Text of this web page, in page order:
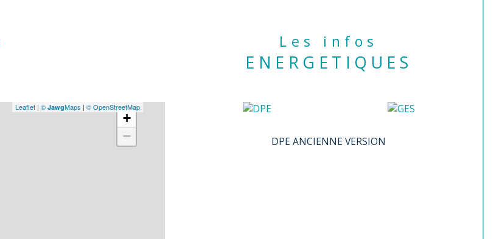
+
−
Leaflet |©JawgMaps |© OpenStreetMap
Les infos
ENERGETIQUES
DPE ANCIENNE VERSION